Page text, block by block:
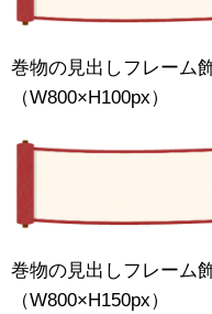
巻物の見出しフレーム
（W800×H100px）
巻物の見出しフレーム
（W800×H150px）